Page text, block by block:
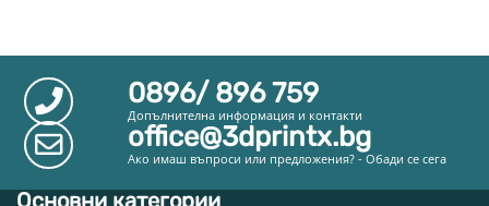
0896/ 896 759
Допълнителна информация и контакти
office@3dprintx.bg
Ако имаш въпроси или предложения? - Обади се сега